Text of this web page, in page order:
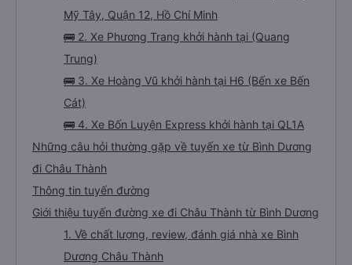
Mỹ Tây, Quận 12, Hồ Chí Minh
🚌 2. Xe Phương Trang khởi hành tại (Quang
Trung)
🚌 3. Xe Hoàng Vũ khởi hành tại H6 (Bến xe Bến
Cát)
🚌 4. Xe Bốn Luyện Express khởi hành tại QL1A
Những câu hỏi thường gặp về tuyến xe từ Bình Dương
đi Châu Thành
Thông tin tuyến đường
Giới thiệu tuyến đường xe đi Châu Thành từ Bình Dương
1. Về chất lượng, review, đánh giá nhà xe Bình
Dương Châu Thành